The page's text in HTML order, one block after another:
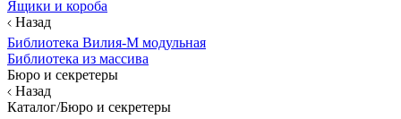
Ящики и короба
Назад
Библиотека Вилия-М модульная
Библиотека из массива
Бюро и секретеры
Назад
Каталог/Бюро и секретеры